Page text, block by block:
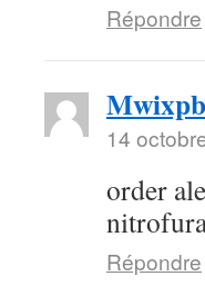
Répondre
Mwixpb
14
order
Répondre